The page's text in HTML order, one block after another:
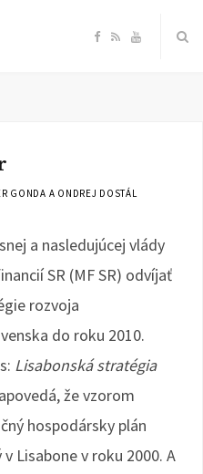
F R Y
GONDA A ONDREJ DOSTÁL
a nasledujúcej vlády
SR (MF SR) odvíjať
rozvoja
do roku 2010.
Lisabonská stratégia
že vzorom
hospodársky plán
Lisabone v roku 2000. A